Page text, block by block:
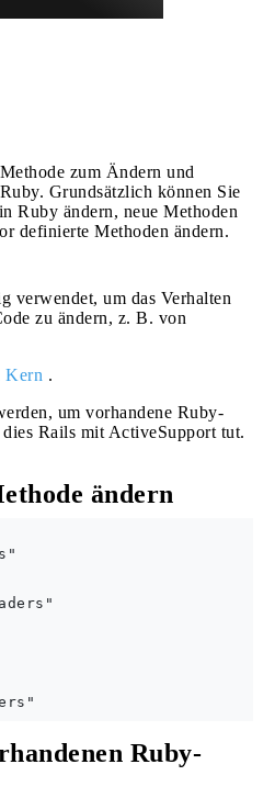
zum Ändern und
Grundsätzlich können Sie
Ruby ändern, neue Methoden
definierte Methoden ändern.
verwendet, um das Verhalten
zu ändern, z. B. von
Kern .
um vorhandene Ruby-
Rails mit ActiveSupport tut.
ändern
Ruby-